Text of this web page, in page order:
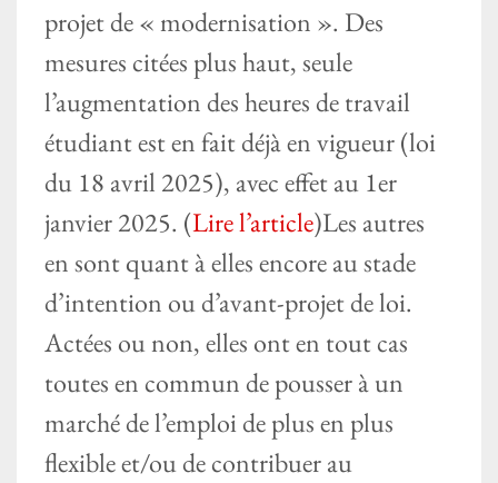
projet de « modernisation ». Des
mesures citées plus haut, seule
l’augmentation des heures de travail
étudiant est en fait déjà en vigueur (loi
du 18 avril 2025), avec effet au 1er
janvier 2025. (Lire l’article)Les autres
en sont quant à elles encore au stade
d’intention ou d’avant-projet de loi.
Actées ou non, elles ont en tout cas
toutes en commun de pousser à un
marché de l’emploi de plus en plus
flexible et/ou de contribuer au